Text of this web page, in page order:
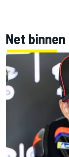
Net binnen